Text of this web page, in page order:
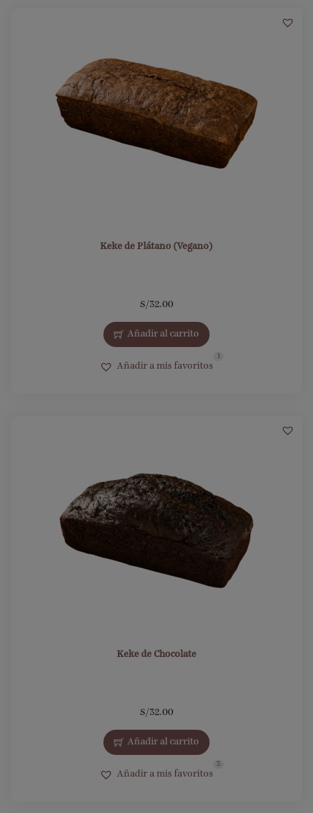
Keke de Plátano (Vegano)
S/32.00
Añadir al carrito
Añadir a mis favoritos
1
Keke de Chocolate
S/32.00
Añadir al carrito
Añadir a mis favoritos
3